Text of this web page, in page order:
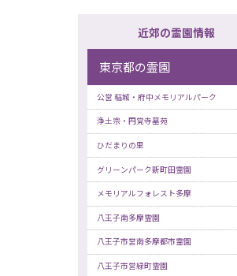
近郊の霊園情報
東京都の霊園
公営 稲城・府中メモリアルパーク
浄土宗・円覚寺墓苑
ひだまりの里
グリーンパーク新町田霊園
メモリアルフォレスト多摩
八王子南多摩霊園
八王子市営南多摩都市霊園
八王子市営緑町霊園